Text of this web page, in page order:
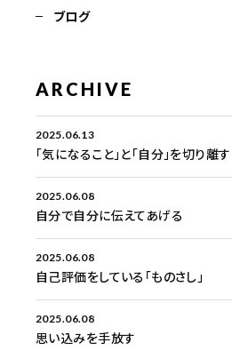
ブログ
ARCHIVE
2025.06.13
「気になること」と「自分」を切り離す
2025.06.08
自分で自分に伝えてあげる
2025.06.08
自己評価をしている「ものさし」
2025.06.08
思い込みを手放す